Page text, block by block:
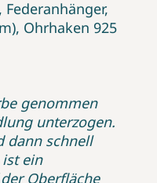
Ohrhaken 925
genommen
unterzogen.
dann schnell
ein
Oberfläche